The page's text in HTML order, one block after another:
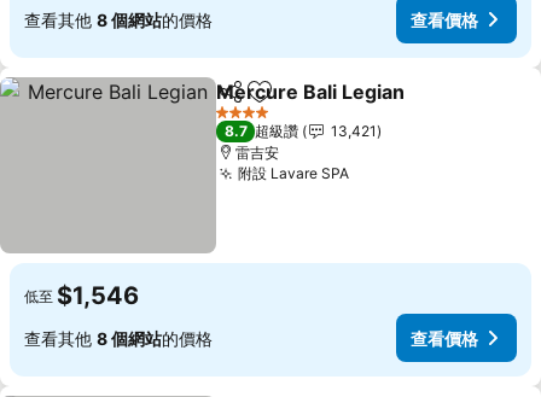
查看其他 8 個網站的價格 查看價格
分享 加入我的最愛
Mercure Bali Legian
4 星級
8.7 超級讚
13,421
雷吉安
附設 Lavare SPA查看價格
低至 $1,546
查看其他 8 個網站的價格 查看價格